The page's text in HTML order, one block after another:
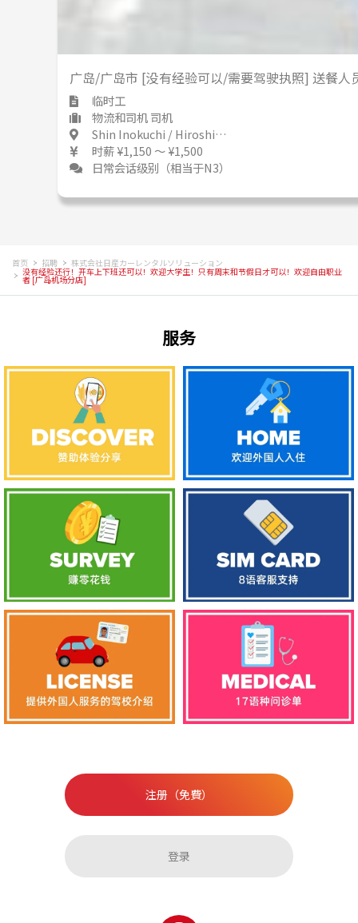
广岛/广岛市 [没有经验可以/需要驾驶执照] 送餐人
临时工
物流和司机 司机
Shin Inokuchi / Hiroshima 新井口 / 広島県
时薪 ¥1,150 ～ ¥1,500
日常会话级别（相当于N3）
首页 招聘 株式会社日産カーレンタルソリューション
没有经验还行！开车上下班还可以！欢迎大学生！只有周末和节假日才可以！欢迎自由职业
者 [广岛机场分店]
服务
注册（免費）
登录